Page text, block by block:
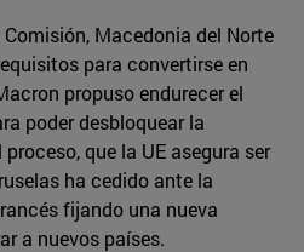
Macedonia del Norte
para convertirse en
propuso endurecer el
poder desbloquear la
que la UE asegura ser
ha cedido ante la
fijando una nueva
a nuevos países.